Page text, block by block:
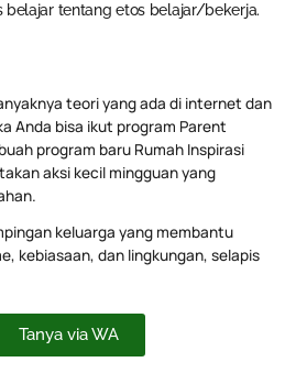
belajar tentang etos belajar/bekerja.
teori yang ada di internet dan
Anda bisa ikut program Parent
program baru Rumah Inspirasi
aksi kecil mingguan yang
keluarga yang membantu
kebiasaan, dan lingkungan, selapis
Tanya via WA